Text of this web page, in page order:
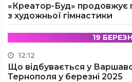
«Креатор-Буд» продовжує
з художньої гімнастики
19
12:12
Що відбувається у
Тернополя у березні 2025